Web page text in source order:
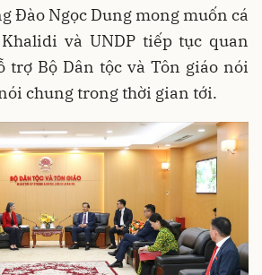
Đào Ngọc Dung mong muốn cá
và UNDP tiếp tục quan
trợ Bộ Dân tộc và Tôn giáo nói
chung trong thời gian tới.